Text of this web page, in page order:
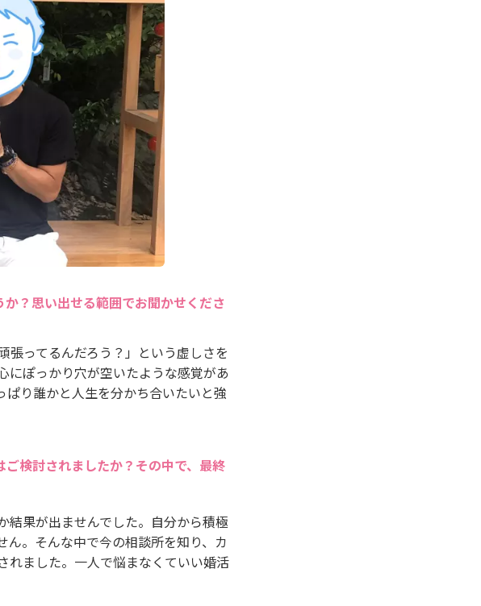
？思い出せる範囲でお聞かせくださ
張ってるんだろう？」という虚しさを
にぽっかり穴が空いたような感覚があ
り誰かと人生を分かち合いたいと強
検討されましたか？その中で、最終
結果が出ませんでした。自分から積極
。そんな中で今の相談所を知り、カ
れました。一人で悩まなくていい婚活